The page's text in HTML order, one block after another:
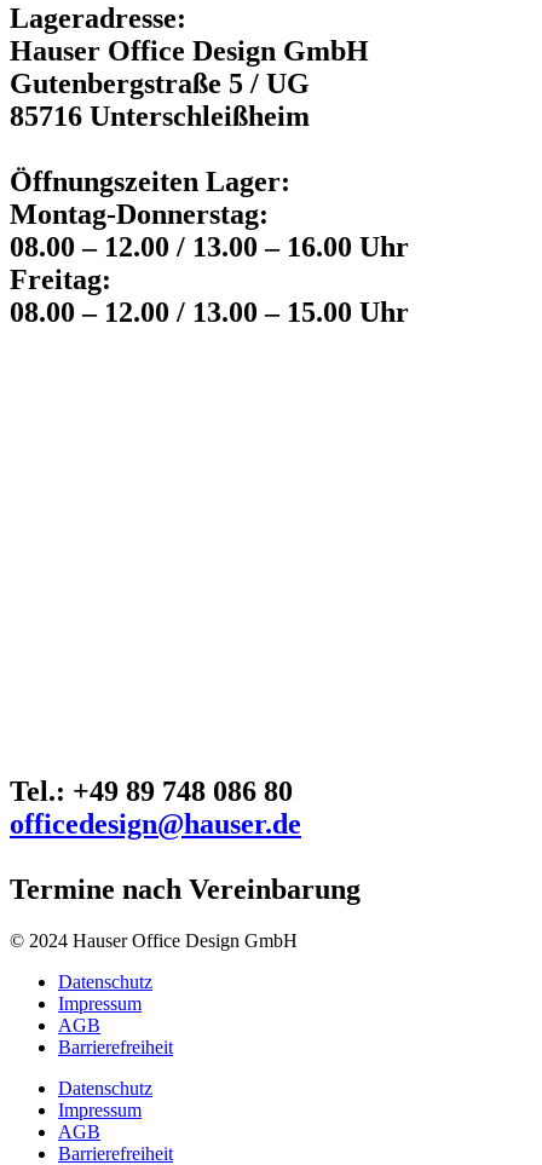
Lageradresse:
Hauser Office Design GmbH
Gutenbergstraße 5 / UG
85716 Unterschleißheim
Öffnungszeiten Lager:
Montag-Donnerstag:
08.00 – 12.00 / 13.00 – 16.00 Uhr
Freitag:
08.00 – 12.00 / 13.00 – 15.00 Uhr
Tel.: +49 89 748 086 80
officedesign@hauser.de
Termine nach Vereinbarung
© 2024 Hauser Office Design GmbH
Datenschutz
Impressum
AGB
Barrierefreiheit
Datenschutz
Impressum
AGB
Barrierefreiheit